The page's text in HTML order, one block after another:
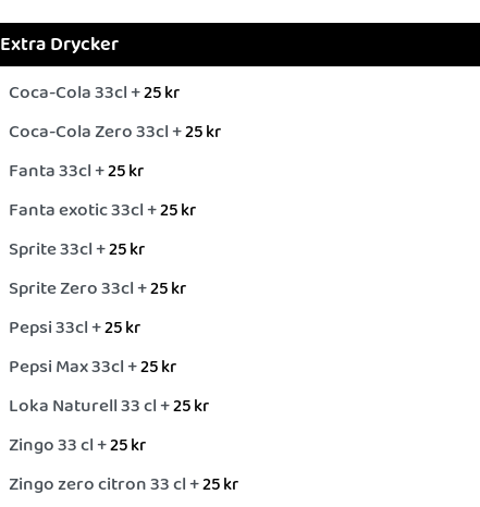
Extra Drycker
Coca-Cola 33cl +25kr
Coca-Cola Zero 33cl +25kr
Fanta 33cl +25kr
Fanta exotic 33cl +25kr
Sprite 33cl +25kr
Sprite Zero 33cl +25kr
Pepsi 33cl +25kr
Pepsi Max 33cl +25kr
Loka Naturell 33 cl +25kr
Zingo 33 cl +25kr
Zingo zero citron 33 cl +25kr